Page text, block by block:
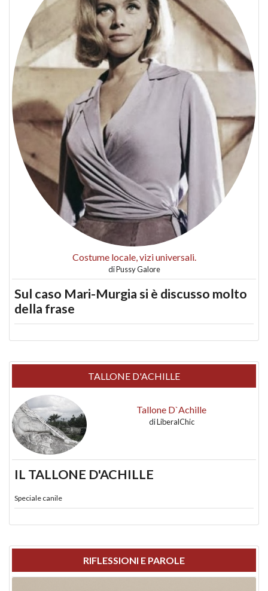
Costume locale, vizi universali.
diPussy Galore
Sul caso Mari-Murgia si è discusso molto
della frase
TALLONE D'ACHILLE
Tallone D`Achille
diLiberalChic
IL TALLONE D'ACHILLE
Speciale canile
RIFLESSIONI E PAROLE